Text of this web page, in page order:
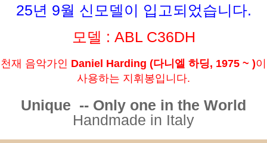
25년 9월 신모델이 입고되었습니다.
모델 : ABL C36DH
천재 음악가인 Daniel Harding (다니엘 하딩, 1975 ~ )이
사용하는 지휘봉입니다.
Unique -- Only one in the World
Handmade in Italy